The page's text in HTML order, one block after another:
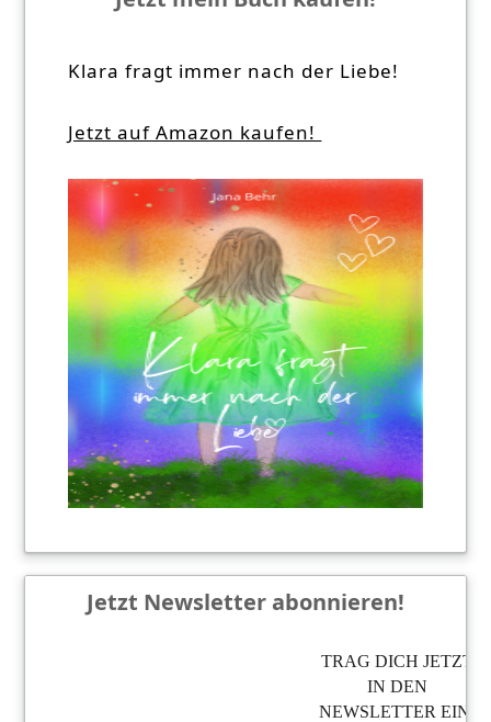
Klara fragt immer nach der Liebe!
Jetzt auf Amazon kaufen!
Jetzt Newsletter abonnieren!
TRAG DICH JETZT
IN DEN
NEWSLETTER EIN,